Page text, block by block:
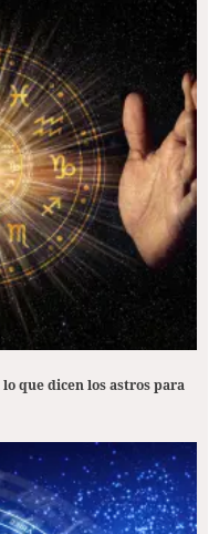
lo que dicen los astros para